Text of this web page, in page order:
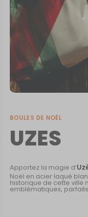
BOULES DE NOËL
UZES
Apportez la magie d’
Noël en acier laqué
historique de cette ville
emblématiques,